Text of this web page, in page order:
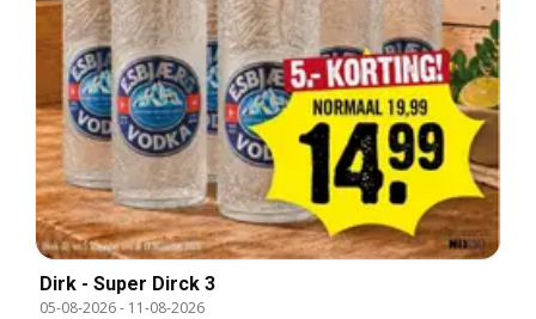
Dirk - Super Dirck 3
05-08-2026- 11-08-2026